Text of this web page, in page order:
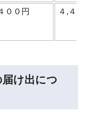
００円 ４,４００円
け出につ